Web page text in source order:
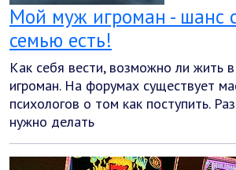
Мой муж игроман - шанс
семью есть!
Как себя вести, возможно ли жить
игроман. На форумах существует
психологов о том как поступить.
нужно делать